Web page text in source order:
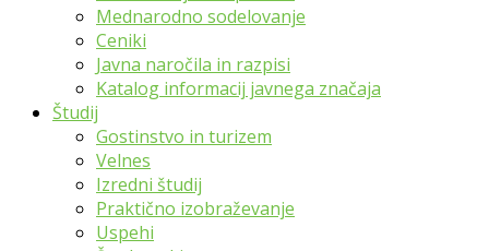
Mednarodno sodelovanje
Ceniki
Javna naročila in razpisi
Katalog informacij javnega značaja
Študij
Gostinstvo in turizem
Velnes
Izredni študij
Praktično izobraževanje
Uspehi